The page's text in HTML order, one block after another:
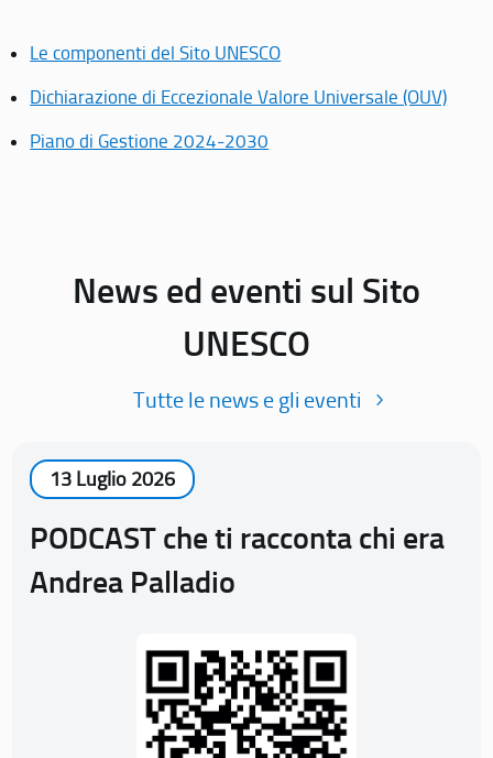
Le componenti del Sito UNESCO
Dichiarazione di Eccezionale Valore Universale (OUV)
Piano di Gestione 2024-2030
News ed eventi sul Sito
UNESCO
Tutte le news e gli eventi
13 Luglio 2026
PODCAST che ti racconta chi era
Andrea Palladio